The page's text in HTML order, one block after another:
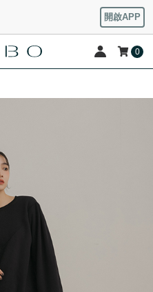
開啟APP
0